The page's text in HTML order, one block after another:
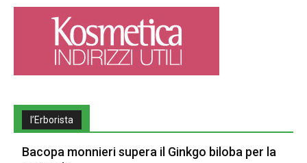
l’Erborista
Bacopa monnieri supera il Ginkgo biloba per la